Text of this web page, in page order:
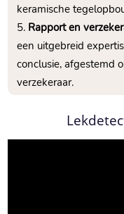
keramische
Rapport en
een uitgebreid
conclusie, afgestemd
verzekeraar.​